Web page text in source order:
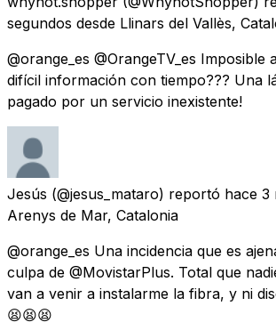
segundos desde Llinars del Vallès,
@orange_es @OrangeTV_es Imposible
difícil información con tiempo??? Una
pagado por un servicio inexistente!
Jesús (@jesus_mataro) reportó hace 3
Arenys de Mar, Catalonia
@orange_es Una incidencia que es
culpa de @MovistarPlus. Total que
van a venir a instalarme la fibra, y ni
😫😫😫